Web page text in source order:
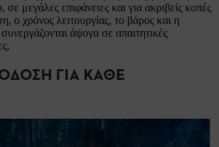
μεγάλες επιφάνειες και για ακριβείς κοπές
ο χρόνος λειτουργίας, το βάρος και η
άψογα σε απαιτητικές
ΓΙΑ ΚΆΘΕ